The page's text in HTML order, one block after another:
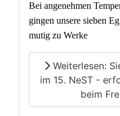
Bei angenehmen
gingen unsere sieben
mutig zu Werke
Weiterlesen:
im 15. NeST -
beim